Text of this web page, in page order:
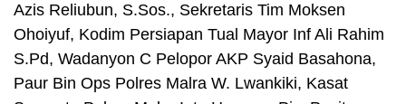
Azis Reliubun, S.Sos., Sekretaris Tim Moksen
Ohoiyuf, Kodim Persiapan Tual Mayor Inf Ali Rahim
S.Pd, Wadanyon C Pelopor AKP Syaid Basahona,
Paur Bin Ops Polres Malra W. Lwankiki, Kasat